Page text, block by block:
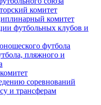
комитет
комитет
футбольных клубов и
футбола
пляжного и
соревнований
и трансферам